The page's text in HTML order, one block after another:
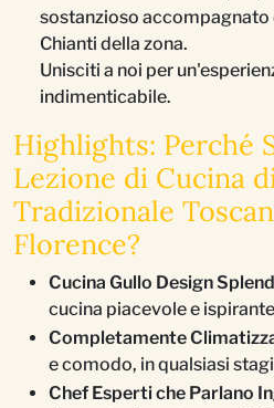
sostanzioso accompagnato
Chianti della zona.
Unisciti a noi per
indimenticabile.
Highlights: Perché
Lezione di Cucina
Tradizionale
Florence?
Cucina Gullo Design
cucina piacevole e
Completamente
e comodo, in qualsiasi
Chef Esperti che Parlano